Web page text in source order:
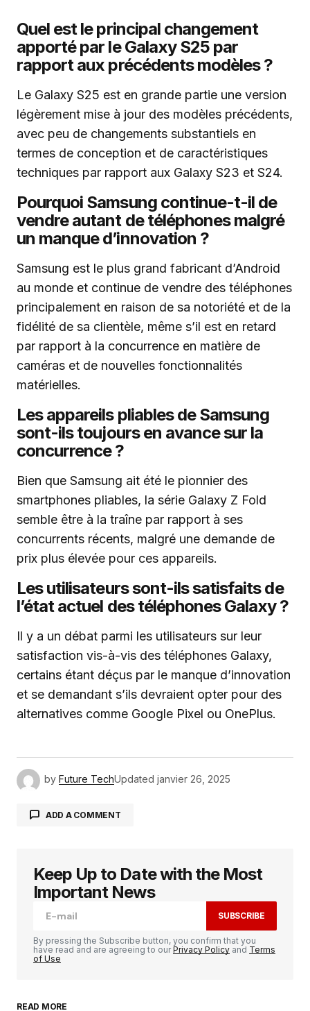
Quel est le principal changement
apporté par le Galaxy S25 par
rapport aux précédents modèles ?
Le Galaxy S25 est en grande partie une version
légèrement mise à jour des modèles précédents,
avec peu de changements substantiels en
termes de conception et de caractéristiques
techniques par rapport aux Galaxy S23 et S24.
Pourquoi Samsung continue-t-il de
vendre autant de téléphones malgré
un manque d’innovation ?
Samsung est le plus grand fabricant d’Android
au monde et continue de vendre des téléphones
principalement en raison de sa notoriété et de la
fidélité de sa clientèle, même s’il est en retard
par rapport à la concurrence en matière de
caméras et de nouvelles fonctionnalités
matérielles.
Les appareils pliables de Samsung
sont-ils toujours en avance sur la
concurrence ?
Bien que Samsung ait été le pionnier des
smartphones pliables, la série Galaxy Z Fold
semble être à la traîne par rapport à ses
concurrents récents, malgré une demande de
prix plus élevée pour ces appareils.
Les utilisateurs sont-ils satisfaits de
l’état actuel des téléphones Galaxy ?
Il y a un débat parmi les utilisateurs sur leur
satisfaction vis-à-vis des téléphones Galaxy,
certains étant déçus par le manque d’innovation
et se demandant s’ils devraient opter pour des
alternatives comme Google Pixel ou OnePlus.
by Future TechUpdated janvier 26, 2025
ADD A COMMENT
Votre adresse e-mail ne sera pas publiée. Les
champs obligatoires sont indiqués avec
Keep Up to Date with the Most
Important News
SUBSCRIBE
By pressing the Subscribe button, you confirm that you
have read and are agreeing to ourPrivacy Policy and Terms
of Use
READ MORE